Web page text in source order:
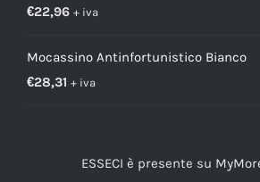
€22,96 + iva
Mocassino Antinfortunistico Bianco
€28,31 + iva
ESSECI è presente su